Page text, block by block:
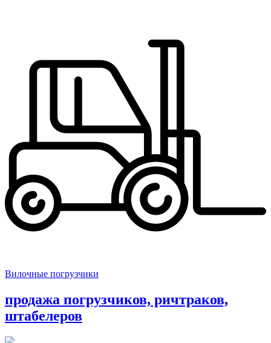
Вилочные погрузчики
продажа погрузчиков, ричтраков,
штабелеров